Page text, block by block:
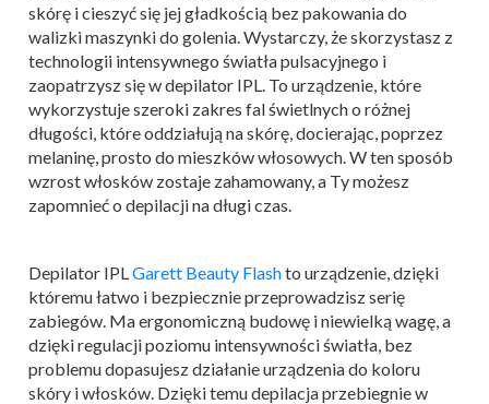
skórę i cieszyć się jej gładkością bez pakowania do
walizki maszynki do golenia. Wystarczy, że skorzystasz z
technologii intensywnego światła pulsacyjnego i
zaopatrzysz się w depilator IPL. To urządzenie, które
wykorzystuje szeroki zakres fal świetlnych o różnej
długości, które oddziałują na skórę, docierając, poprzez
melaninę, prosto do mieszków włosowych. W ten sposób
wzrost włosków zostaje zahamowany, a Ty możesz
zapomnieć o depilacji na długi czas.
Depilator IPLGarett Beauty Flashto urządzenie, dzięki
któremu łatwo i bezpiecznie przeprowadzisz serię
zabiegów. Ma ergonomiczną budowę i niewielką wagę, a
dzięki regulacji poziomu intensywności światła, bez
problemu dopasujesz działanie urządzenia do koloru
skóry i włosków. Dzięki temu depilacja przebiegnie w